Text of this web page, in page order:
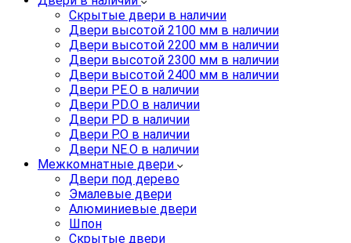
Скрытые двери в наличии
Двери высотой 2100 мм в наличии
Двери высотой 2200 мм в наличии
Двери высотой 2300 мм в наличии
Двери высотой 2400 мм в наличии
Двери PE.O в наличии
Двери PD.O в наличии
Двери PD в наличии
Двери P.O в наличии
Двери NE.O в наличии
Межкомнатные двери
Двери под дерево
Эмалевые двери
Алюминиевые двери
Шпон
Скрытые двери